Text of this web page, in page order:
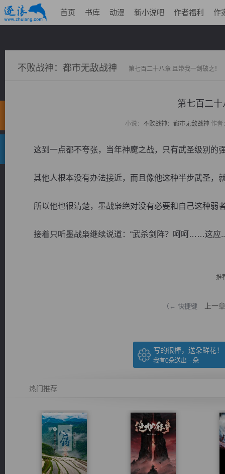
首页 书库 动漫 新小说吧 作者福利 作
不败战神：都市无敌战神 第七百二十八章 且带我一剑破之！
第七百二
小说： 不败战神：都市无敌战神 作者
这到一点都不夸张，当年神魔之战，只有武圣级别的
其他人根本没有办法接近，而且像他这种半步武圣，
所以他也很清楚，墨战枭绝对没有必要和自己这种弱
接着只听墨战枭继续说道：“武杀剑阵？呵呵……这应
推
（← 快捷键 上一章
写的很棒，送朵鲜花！
我有0朵送出一朵
热门推荐